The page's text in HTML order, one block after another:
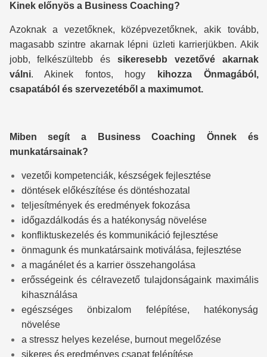
Kinek előnyös a Business Coaching?
Azoknak a vezetőknek, középvezetőknek, akik tovább,
magasabb szintre akarnak lépni üzleti karrierjükben. Akik
jobb, felkészültebb és sikeresebb vezetővé akarnak
válni. Akinek fontos, hogy
kihozza Önmagából,
csapatából és szervezetéből a maximumot.
Miben segít a Business Coaching Önnek és
munkatársainak?
vezetői kompetenciák, készségek fejlesztése
döntések előkészítése és döntéshozatal
teljesítmények és eredmények fokozása
időgazdálkodás és a hatékonyság növelése
konfliktuskezelés és kommunikáció fejlesztése
önmagunk és munkatársaink motiválása, fejlesztése
a magánélet és a karrier összehangolása
erősségeink és célravezető tulajdonságaink maximális
kihasználása
egészséges önbizalom felépítése, hatékonyság
növelése
a stressz helyes kezelése, burnout megelőzése
sikeres és eredményes csapat felépítése